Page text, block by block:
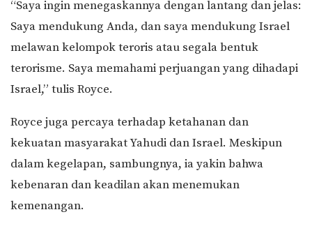
“Saya ingin menegaskannya dengan lantang dan jelas:
Saya mendukung Anda, dan saya mendukung Israel
melawan kelompok teroris atau segala bentuk
terorisme. Saya memahami perjuangan yang dihadapi
Israel,” tulis Royce.
Royce juga percaya terhadap ketahanan dan
kekuatan masyarakat Yahudi dan Israel. Meskipun
dalam kegelapan, sambungnya, ia yakin bahwa
kebenaran dan keadilan akan menemukan
kemenangan.